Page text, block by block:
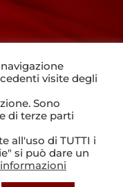
visite degli
Sono
di terze parti
all'uso di TUTTI i
si può dare un